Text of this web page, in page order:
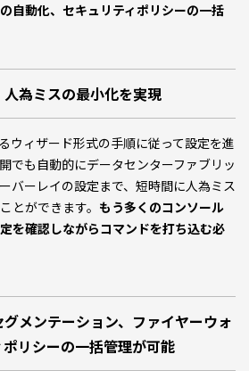
自動化、セキュリティポリシーの一括
為ミスの最小化を実現
ウィザード形式の手順に従って設定を進
でも自動的にデータセンターファブリッ
バーレイの設定まで、短時間に人為ミス
とができます。 もう多くのコンソール
を確認しながらコマンドを打ち込む必
メンテーション、ファイヤーウォ
リシーの一括管理が可能